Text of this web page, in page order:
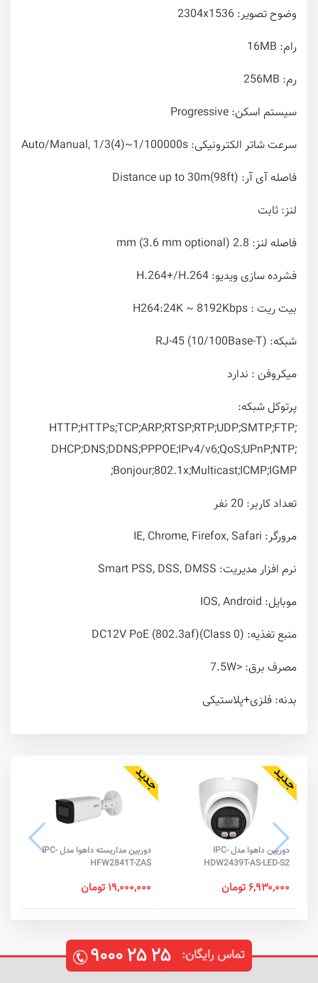
وضوح تصویر: 2304x1536
رام: 16MB
رم: 256MB
سیستم اسکن: Progressive
سرعت شاتر الکترونیکی: Auto/Manual, 1/3(4)~1/100000s
فاصله آی آر: Distance up to 30m(98ft)
لنز: ثابت
فاصله لنز: 2.8 mm (3.6 mm optional)
فشرده سازی ویدیو: H.264+/H.264
بیت ریت : H264:24K ~ 8192Kbps
شبکه: RJ-45 (10/100Base-T)
میکروفن : ندارد
پرتوکل شبکه:
HTTP;HTTPs;TCP;ARP;RTSP;RTP;UDP;SMTP;FTP;
DHCP;DNS;DDNS;PPPOE;IPv4/v6;QoS;UPnP;NTP;
Bonjour;802.1x;Multicast;ICMP;IGMP;
تعداد کاربر: 20 نفر
مرورگر: IE, Chrome, Firefox, Safari
نرم افزار مدیریت: Smart PSS, DSS, DMSS
موبایل: IOS, Android
منبع تغذیه: DC12V PoE (802.3af)(Class 0)
مصرف برق: <7.5W
بدنه: فلزی+پلاستیکی
دوربین داهوا مدل IPC-
HDW2439T-AS-LED-S2
۶,۹۳۰,۰۰۰ تومان
دوربین مداربسته داهوا مدل IPC-
HFW2841T-ZAS
۱۹,۰۰۰,۰۰۰ تومان
تماس رایگان: ۹۰۰۰۲۵۲۵